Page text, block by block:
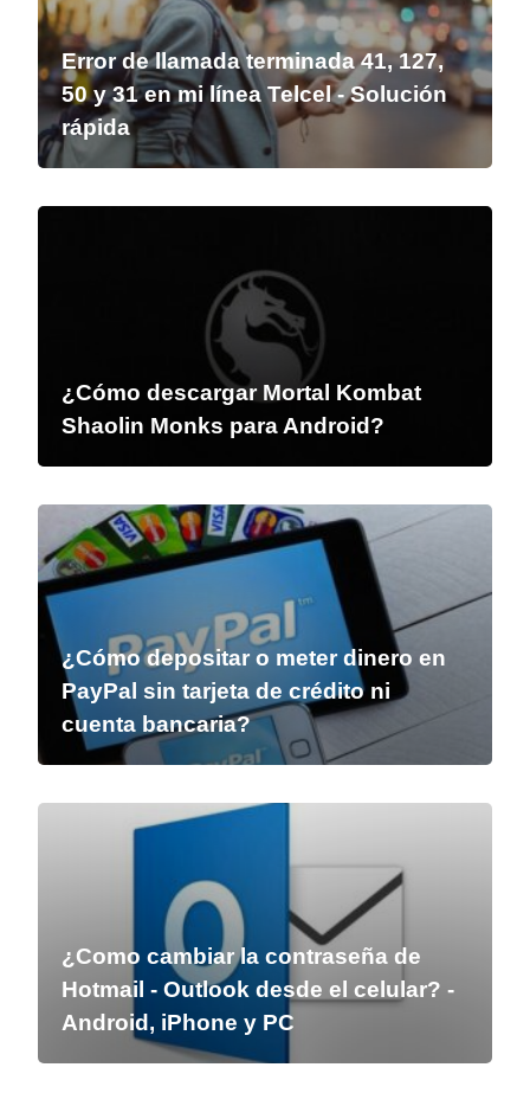
Error de llamada terminada 41, 127,
50 y 31 en mi línea Telcel - Solución
rápida
¿Cómo descargar Mortal Kombat
Shaolin Monks para Android?
¿Cómo depositar o meter dinero en
PayPal sin tarjeta de crédito ni
cuenta bancaria?
¿Como cambiar la contraseña de
Hotmail - Outlook desde el celular? -
Android, iPhone y PC